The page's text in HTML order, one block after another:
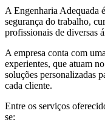
A Engenharia Adequada
segurança do trabalho,
profissionais de diversas
A empresa conta com
experientes, que atuam
soluções personalizadas
cada cliente.
Entre os serviços
se: